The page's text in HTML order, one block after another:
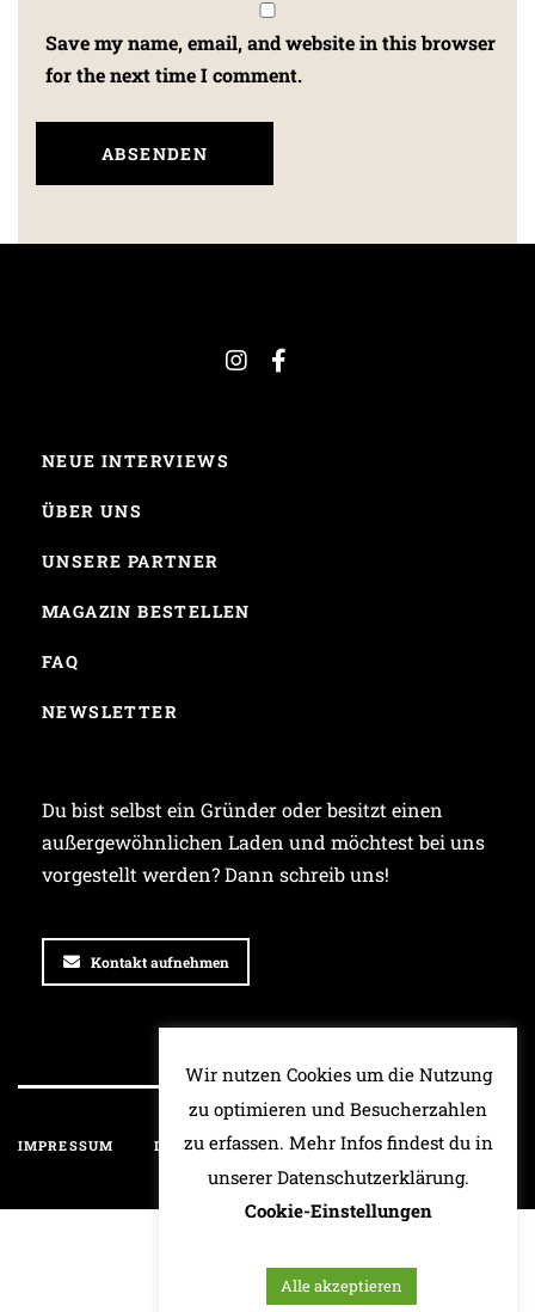
Save my name, email, and website in this browser
for the next time I comment.
NEUE INTERVIEWS
ÜBER UNS
UNSERE PARTNER
MAGAZIN BESTELLEN
FAQ
NEWSLETTER
Du bist selbst ein Gründer oder besitzt einen
außergewöhnlichen Laden und möchtest bei uns
vorgestellt werden? Dann schreib uns!
Kontakt aufnehmen
IMPRESSUM DATENSCHUTZ HAFTUNGSAUSSCHLUSS
Wir nutzen Cookies um die Nutzung
zu optimieren und Besucherzahlen
zu erfassen. Mehr Infos findest du in
unserer Datenschutzerklärung.
Cookie-Einstellungen
Alle akzeptieren